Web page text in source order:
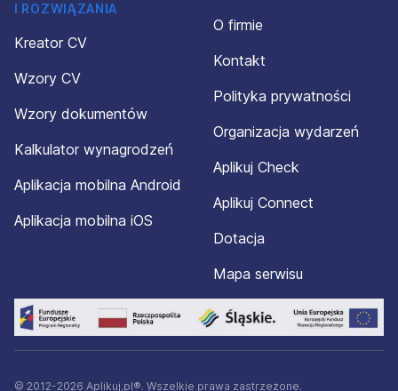
I ROZWIĄZANIA
Kreator CV
Wzory CV
Wzory dokumentów
Kalkulator wynagrodzeń
Aplikacja mobilna Android
Aplikacja mobilna iOS
O firmie
Kontakt
Polityka prywatności
Organizacja wydarzeń
Aplikuj Check
Aplikuj Connect
Dotacja
Mapa serwisu
© 2012-2026 Aplikuj.pl®. Wszelkie prawa zastrzeżone.